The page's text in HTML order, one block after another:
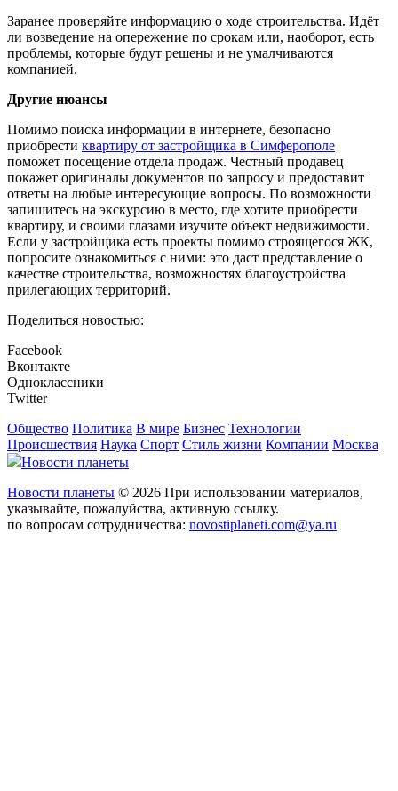
Заранее проверяйте информацию о ходе строительства. Идёт
ли возведение на опережение по срокам или, наоборот, есть
проблемы, которые будут решены и не умалчиваются
компанией.
Другие нюансы
Помимо поиска информации в интернете, безопасно
приобрести квартиру от застройщика в Симферополе
поможет посещение отдела продаж. Честный продавец
покажет оригиналы документов по запросу и предоставит
ответы на любые интересующие вопросы. По возможности
запишитесь на экскурсию в место, где хотите приобрести
квартиру, и своими глазами изучите объект недвижимости.
Если у застройщика есть проекты помимо строящегося ЖК,
попросите ознакомиться с ними: это даст представление о
качестве строительства, возможностях благоустройства
прилегающих территорий.
Поделиться новостью:
Facebook
Вконтакте
Одноклассники
Twitter
Общество Политика В мире Бизнес Технологии
Происшествия Наука Спорт Стиль жизни Компании Москва
Новости планеты
Новости планеты © 2026 При использовании материалов,
указывайте, пожалуйства, активную ссылку.
по вопросам сотрудничества: novostiplaneti.com@ya.ru